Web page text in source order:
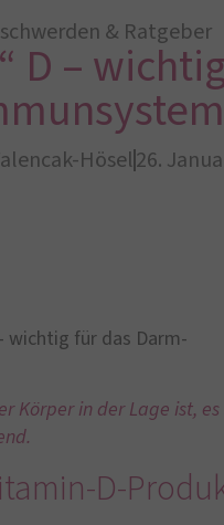
& Ratgeber
D –
Hösel26.
wichtig für das Darm-
Körper in der Lage ist,
D-